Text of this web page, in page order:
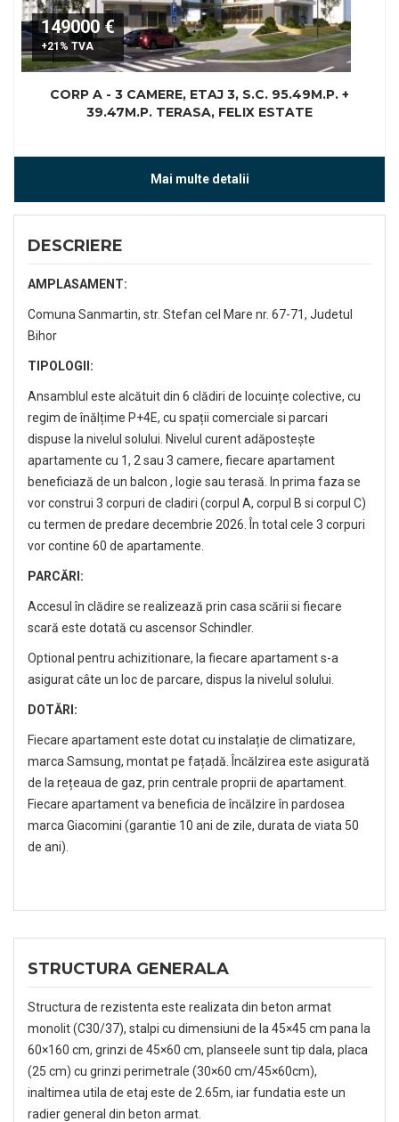
149000 €
+21% TVA
CORP A - 3 CAMERE, ETAJ 3, S.C. 95.49M.P. +
39.47M.P. TERASA, FELIX ESTATE
Mai multe detalii
DESCRIERE
AMPLASAMENT:
Comuna Sanmartin, str. Stefan cel Mare nr. 67-71, Judetul
Bihor
TIPOLOGII:
Ansamblul este alcătuit din 6 clădiri de locuințe colective, cu
regim de înălțime P+4E, cu spații comerciale si parcari
dispuse la nivelul solului. Nivelul curent adăpostește
apartamente cu 1, 2 sau 3 camere, fiecare apartament
beneficiază de un balcon , logie sau terasă. In prima faza se
vor construi 3 corpuri de cladiri (corpul A, corpul B si corpul C)
cu termen de predare decembrie 2026. În total cele 3 corpuri
vor contine 60 de apartamente.
PARCĂRI:
Accesul în clădire se realizează prin casa scării si fiecare
scară este dotată cu ascensor Schindler.
Optional pentru achizitionare, la fiecare apartament s-a
asigurat câte un loc de parcare, dispus la nivelul solului.
DOTĂRI:
Fiecare apartament este dotat cu instalație de climatizare,
marca Samsung, montat pe fațadă. Încălzirea este asigurată
de la rețeaua de gaz, prin centrale proprii de apartament.
Fiecare apartament va beneficia de încălzire în pardosea
marca Giacomini (garantie 10 ani de zile, durata de viata 50
de ani).
STRUCTURA GENERALA
Structura de rezistenta este realizata din beton armat
monolit (C30/37), stalpi cu dimensiuni de la 45×45 cm pana la
60×160 cm, grinzi de 45×60 cm, planseele sunt tip dala, placa
(25 cm) cu grinzi perimetrale (30×60 cm/45×60cm),
inaltimea utila de etaj este de 2.65m, iar fundatia este un
radier general din beton armat.